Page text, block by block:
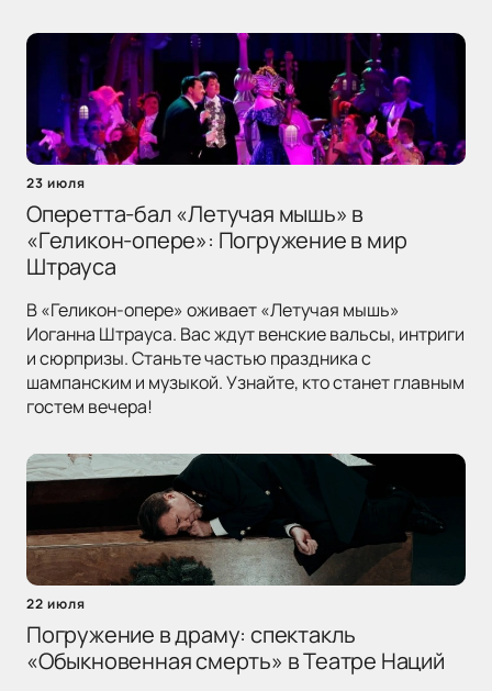
23 июля
Оперетта-бал «Летучая мышь» в
«Геликон-опере»: Погружение в мир
Штрауса
В «Геликон-опере» оживает «Летучая мышь»
Иоганна Штрауса. Вас ждут венские вальсы, интриги
и сюрпризы. Станьте частью праздника с
шампанским и музыкой. Узнайте, кто станет главным
гостем вечера!
22 июля
Погружение в драму: спектакль
«Обыкновенная смерть» в Театре Наций